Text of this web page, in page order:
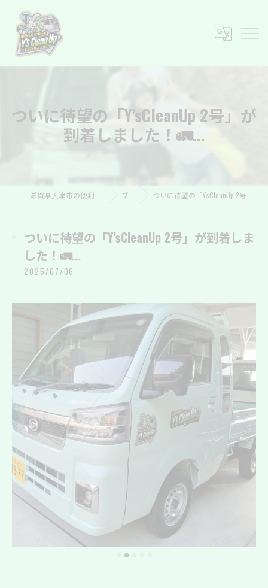
ついに待望の「Y'sCleanUp 2号」が
到着しました！🚛...
ブログ ついに待望の「Y'sCleanUp 2号」が到着しました！🚛...
ついに待望の「Y'sCleanUp 2号」が到着しま
した！🚛...
2025/07/06